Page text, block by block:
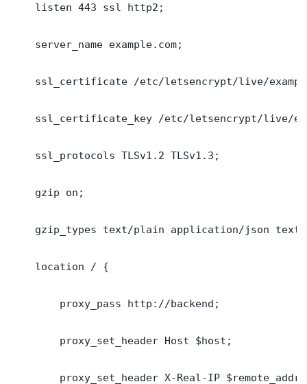
    listen 443 ssl http2;
    server_name example.com;
ssl_certificate /etc/letsencrypt/live/
ssl_certificate_key /etc/letsencrypt/live/
    ssl_protocols TLSv1.2 TLSv1.3;
    gzip on;
gzip_types text/plain application/json
    location / {
        proxy_pass http://backend;
        proxy_set_header Host $host;
        proxy_set_header X-Real-IP $remote_addr;